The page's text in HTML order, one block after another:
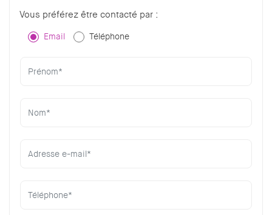
Vous préférez être contacté par :
Email Téléphone